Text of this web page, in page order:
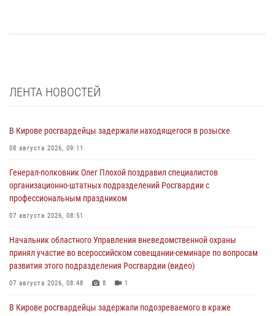
ЛЕНТА НОВОСТЕЙ
В Кирове росгвардейцы задержали находящегося в розыске
08 августа 2026, 09:11
Генерал-полковник Олег Плохой поздравил специалистов
организационно-штатных подразделений Росгвардии с
профессиональным праздником
07 августа 2026, 08:51
Начальник областного Управления вневедомственной охраны
принял участие во всероссийском совещании-семинаре по вопросам
развития этого подразделения Росгвардии (видео)
07 августа 2026, 08:48 8 1
В Кирове росгвардейцы задержали подозреваемого в краже